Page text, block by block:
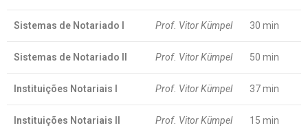
Sistemas de Notariado I Prof. Vitor Kümpel 30 min
Sistemas de Notariado II Prof. Vitor Kümpel 50 min
Instituições Notariais I Prof. Vitor Kümpel 37 min
Instituições Notariais II Prof. Vitor Kümpel 15 min